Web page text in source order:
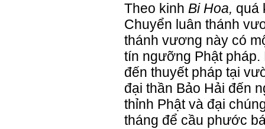
Theo kinh Bi Hoa, quá
Chuyển luân thánh
thánh vương này có
tín ngưỡng Phật
đến thuyết pháp tại
đại thần Bảo Hải đến
thỉnh Phật và đại
tháng để cầu phước